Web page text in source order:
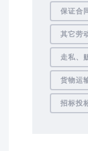
保证合
其它劳
走私、
货物运
招标投